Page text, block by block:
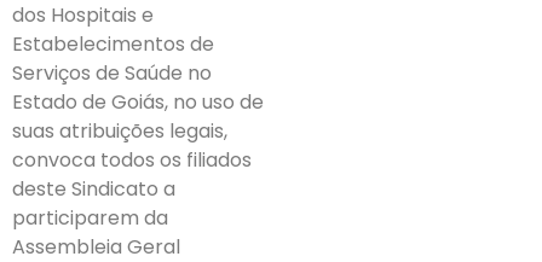
dos Hospitais e
Estabelecimentos de
Serviços de Saúde no
Estado de Goiás, no uso de
suas atribuições legais,
convoca todos os filiados
deste Sindicato a
participarem da
Assembleia Geral